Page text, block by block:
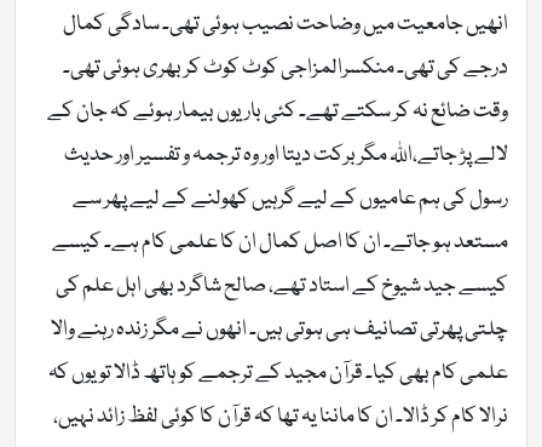
انھیں جامعیت میں وضاحت نصیب ہوئی تھی۔ سادگی کمال
درجے کی تھی۔ منکسرالمزاجی کوٹ کوٹ کر بھری ہوئی تھی۔
وقت ضائع نہ کر سکتے تھے۔ کئی بار یوں بیمار ہوئے کہ جان کے
لالے پڑ جاتے،اللہ مگر برکت دیتا اور وہ ترجمہ و تفسیر اور حدیث
رسول کی ہم عامیوں کے لیے گرہیں کھولنے کے لیے پھر سے
مستعد ہو جاتے۔ ان کا اصل کمال ان کا علمی کام ہے۔ کیسے
کیسے جید شیوخ کے استاد تھے، صالح شاگرد بھی اہل علم کی
چلتی پھرتی تصانیف ہی ہوتی ہیں۔ انھوں نے مگر زندہ رہنے والا
علمی کام بھی کیا۔ قرآن مجید کے ترجمے کو ہاتھ ڈالا تو یوں کہ
نرالا کام کر ڈالا۔ ان کا ماننا یہ تھا کہ قرآن کا کوئی لفظ زائد نہیں،